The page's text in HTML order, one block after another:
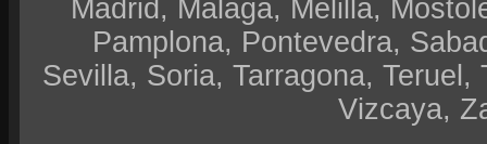
Madrid, Malaga, Melilla,
Pamplona, Pontevedra,
Sevilla, Soria, Tarragona,
Vizcaya,